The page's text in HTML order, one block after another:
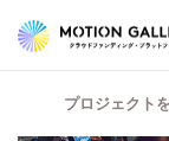
プロジェクト